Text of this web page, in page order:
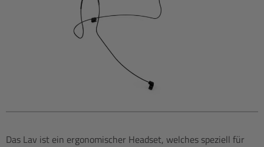
Das Lav ist ein ergonomischer Headset, welches speziell für